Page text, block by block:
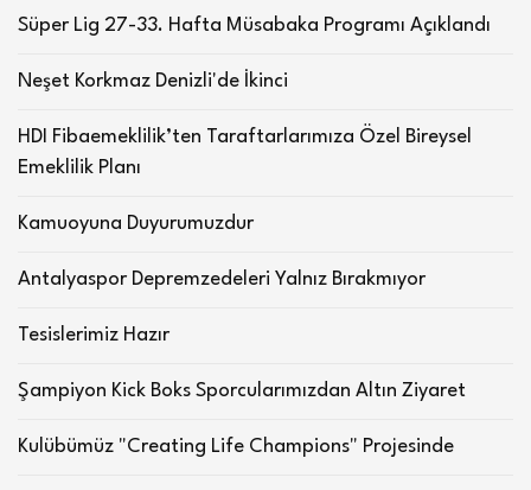
Süper Lig 27-33. Hafta Müsabaka Programı Açıklandı
Neşet Korkmaz Denizli'de İkinci
HDI Fibaemeklilik’ten Taraftarlarımıza Özel Bireysel
Emeklilik Planı
Kamuoyuna Duyurumuzdur
Antalyaspor Depremzedeleri Yalnız Bırakmıyor
Tesislerimiz Hazır
Şampiyon Kick Boks Sporcularımızdan Altın Ziyaret
Kulübümüz "Creating Life Champions" Projesinde